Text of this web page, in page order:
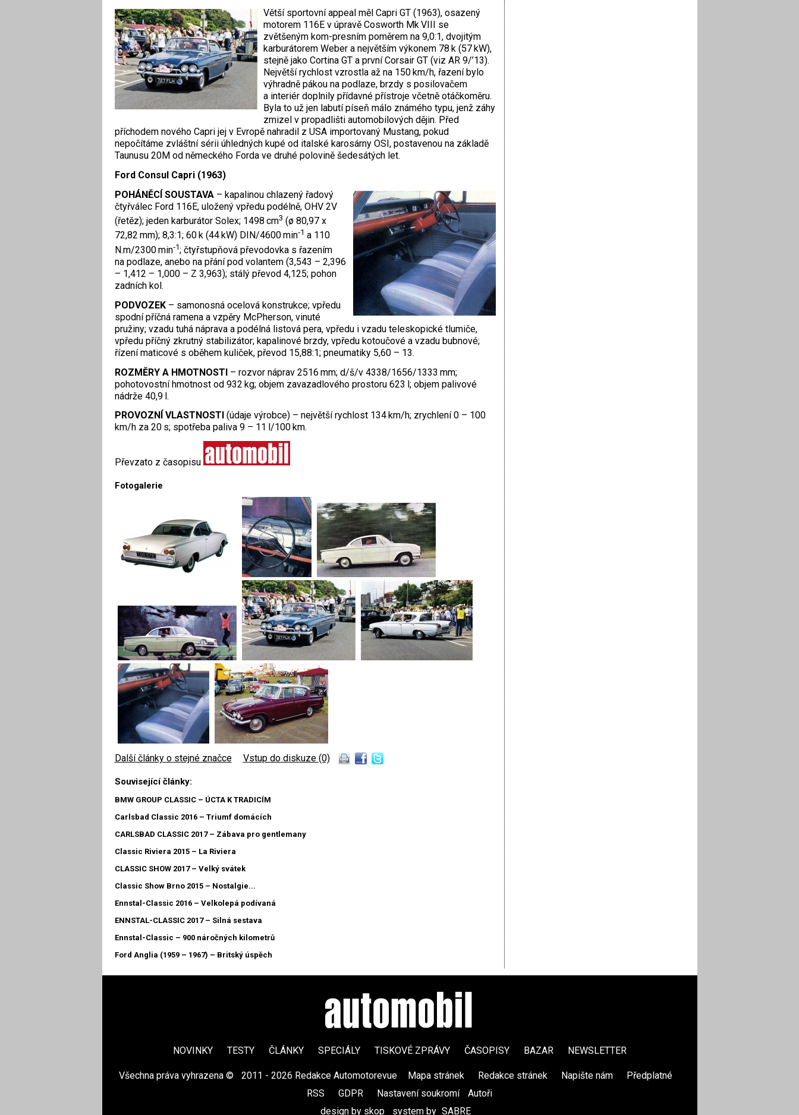
Větší sportovní appeal měl Capri GT (1963), osazený
motorem 116E v úpravě Cosworth Mk VIII se
zvětšeným kom-presním poměrem na 9,0:1, dvojitým
karburátorem Weber a největším výkonem 78 k (57 kW),
stejně jako Cortina GT a první Corsair GT (viz AR 9/’13).
Největší rychlost vzrostla až na 150 km/h, řazení bylo
výhradně pákou na podlaze, brzdy s posilovačem
a interiér doplnily přídavné přístroje včetně otáčkoměru.
Byla to už jen labutí píseň málo známého typu, jenž záhy
zmizel v propadlišti automobilových dějin. Před
příchodem nového Capri jej v Evropě nahradil z USA importovaný Mustang, pokud
nepočítáme zvláštní sérii úhledných kupé od italské karosárny OSI, postavenou na základě
Taunusu 20M od německého Forda ve druhé polovině šedesátých let.
Ford Consul Capri (1963)
POHÁNĚCÍ SOUSTAVA – kapalinou chlazený řadový
čtyřválec Ford 116E, uložený vpředu podélně, OHV 2V
(řetěz); jeden karburátor Solex; 1498 cm3 (ø 80,97 x
72,82 mm); 8,3:1; 60 k (44 kW) DIN/4600 min‑1 a 110
N.m/2300 min‑1; čtyřstupňová převodovka s řazením
na podlaze, anebo na přání pod volantem (3,543 – 2,396
– 1,412 – 1,000 – Z 3,963); stálý převod 4,125; pohon
zadních kol.
PODVOZEK – samonosná ocelová konstrukce; vpředu
spodní příčná ramena a vzpěry McPherson, vinuté
pružiny; vzadu tuhá náprava a podélná listová pera, vpředu i vzadu teleskopické tlumiče,
vpředu příčný zkrutný stabilizátor; kapalinové brzdy, vpředu kotoučové a vzadu bubnové;
řízení maticové s oběhem kuliček, převod 15,88:1; pneumatiky 5,60 – 13.
ROZMĚRY A HMOTNOSTI – rozvor náprav 2516 mm; d/š/v 4338/1656/1333 mm;
pohotovostní hmotnost od 932 kg; objem zavazadlového prostoru 623 l; objem palivové
nádrže 40,9 l.
PROVOZNÍ VLASTNOSTI (údaje výrobce) – největší rychlost 134 km/h; zrychlení 0 – 100
km/h za 20 s; spotřeba paliva 9 – 11 l/100 km.
Převzato z časopisu
Fotogalerie
Další články o stejné značce Vstup do diskuze (0)
Související články:
BMW GROUP CLASSIC – ÚCTA K TRADICÍM
Carlsbad Classic 2016 – Triumf domácích
CARLSBAD CLASSIC 2017 – Zábava pro gentlemany
Classic Riviera 2015 – La Riviera
CLASSIC SHOW 2017 – Velký svátek
Classic Show Brno 2015 – Nostalgie...
Ennstal-Classic 2016 – Velkolepá podívaná
ENNSTAL-CLASSIC 2017 – Silná sestava
Ennstal-Classic – 900 náročných kilometrů
Ford Anglia (1959 – 1967) – Britský úspěch
NOVINKY TESTY ČLÁNKY SPECIÁLY TISKOVÉ ZPRÁVY ČASOPISY BAZAR NEWSLETTER
Všechna práva vyhrazena © 2011 - 2026 Redakce Automotorevue Mapa stránek Redakce stránek Napište nám Předplatné
RSS
GDPR Nastavení soukromí
Autoři
design by skop
system by SABRE